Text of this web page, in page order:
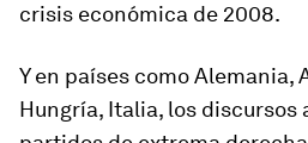
crisis económica de 2008.
Y en países como Alemania,
Hungría, Italia, los